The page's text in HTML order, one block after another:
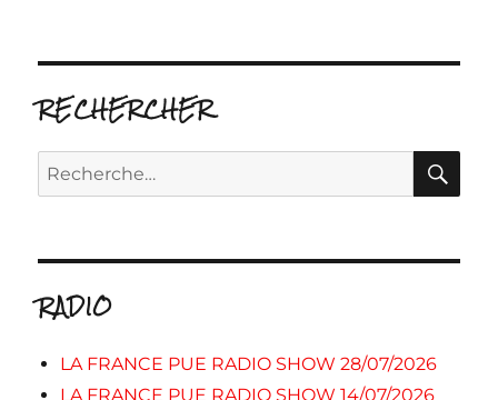
RECHERCHER
Recherche
pour :
RADIO
LA FRANCE PUE RADIO SHOW 28/07/2026
LA FRANCE PUE RADIO SHOW 14/07/2026